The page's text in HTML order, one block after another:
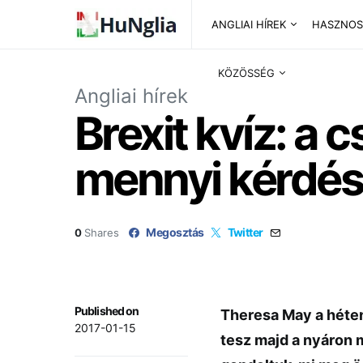
ANGLIAI HÍREK
KÖZÖSSÉG
Angliai hírek
Brexit kvíz: a
mennyi
0 Shares Megosztás Twitter
Published on
2017-01-15
Theresa May a
tesz majd a nyáron